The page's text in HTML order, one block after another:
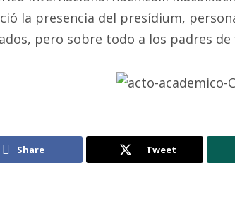
la presencia del presídium,
pero sobre todo a los padres de
Share Tweet